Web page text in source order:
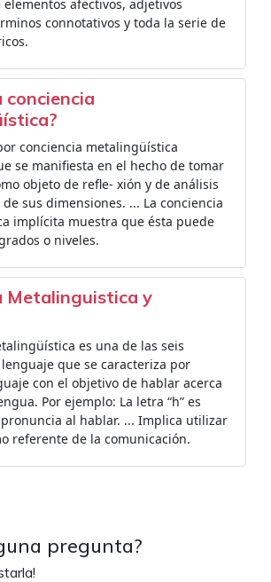
afectivos, adjetivos
connotativos y toda la serie de
conciencia
conciencia metalingüística
se manifiesta en el hecho de tomar
objeto de refle- xión y de análisis
sus dimensiones. ... La conciencia
implícita muestra que ésta puede
o niveles.
Metalinguistica y
es una de las seis
que se caracteriza por
con el objetivo de hablar acerca
Por ejemplo: La letra “h” es
al hablar. ... Implica utilizar
referente de la comunicación.
pregunta?